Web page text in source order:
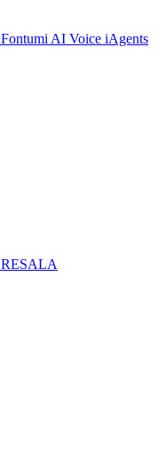
Fontumi AI Voice iAgents
RESALA